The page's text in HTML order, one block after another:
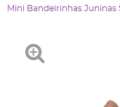
Mini Bandeirinhas Juninas